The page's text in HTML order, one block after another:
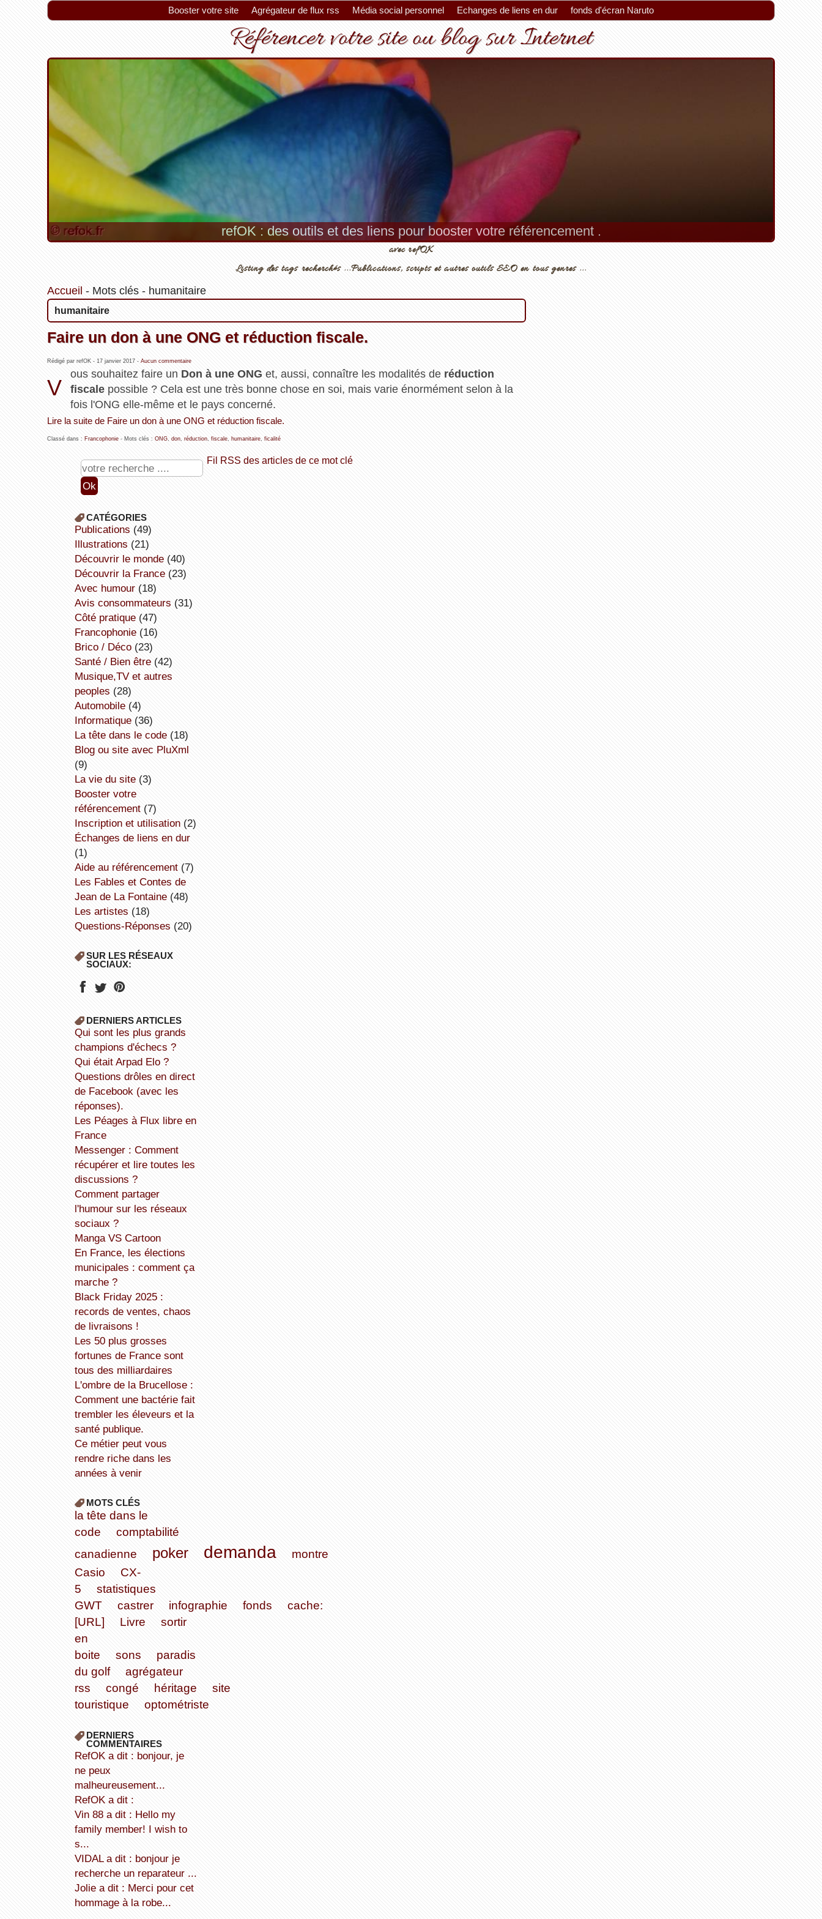
Booster votre site Agrégateur de flux rss Média social personnel Echanges de liens en dur fonds d'écran Naruto
Référencer votre site ou blog sur Internet
refOK : des outils et des liens pour booster votre référencement .
avec refOK
Listing des tags recherchés ...Publications, scripts et autres outils SEO en tous genres ...
Accueil - Mots clés- humanitaire
humanitaire
Faire un don à une ONG et réduction fiscale.
Rédigé par refOK - 17 janvier 2017- Aucun commentaire
V
ous souhaitez faire un Don à une ONG et, aussi, connaître les modalités de réduction
fiscale possible ? Cela est une très bonne chose en soi, mais varie énormément selon à la
fois l'ONG elle-même et le pays concerné.
Lire la suite de Faire un don à une ONG et réduction fiscale.
Classé dans : Francophonie- Mots clés : ONG, don, réduction, fiscale, humanitaire, ficalité
Fil RSS des articles de ce mot clé
CATÉGORIES
publications (49)
illustrations (21)
découvrir le monde(40)
découvrir la France(23)
avec humour(18)
avis consommateurs (31)
côté pratique(47)
Francophonie(16)
Brico / Déco(23)
Santé / Bien être(42)
Musique,TV et autres
peoples (28)
Automobile(4)
informatique(36)
la tête dans le code(18)
Blog ou site avec PluXml
(9)
la vie du site(3)
booster votre
référencement(7)
inscription et utilisation(2)
échanges de liens en dur
(1)
aide au référencement(7)
Les Fables et Contes de
Jean de La Fontaine(48)
Les artistes (18)
Questions-Réponses (20)
SUR LES RÉSEAUX
SOCIAUX:
DERNIERS ARTICLES
Qui sont les plus grands
champions d'échecs ?
Qui était Arpad Elo ?
Questions drôles en direct
de Facebook (avec les
réponses).
Les Péages à Flux libre en
France
Messenger : Comment
récupérer et lire toutes les
discussions ?
Comment partager
l'humour sur les réseaux
sociaux ?
Manga VS Cartoon
En France, les élections
municipales : comment ça
marche ?
Black Friday 2025 :
records de ventes, chaos
de livraisons !
Les 50 plus grosses
fortunes de France sont
tous des milliardaires
L'ombre de la Brucellose :
Comment une bactérie fait
trembler les éleveurs et la
santé publique.
Ce métier peut vous
rendre riche dans les
années à venir
MOTS CLÉS
la tête dans le
code
comptabilité
canadienne
poker demanda
montre
Casio
CX-
5
statistiques
GWT
castrer infographie fonds
cache:
[URL]
Livre
sortir
en
boite
sons
paradis
du golf
agrégateur
rss
congé héritage
site
touristique
optométriste
DERNIERS
COMMENTAIRES
refOK a dit : bonjour, je
ne peux
malheureusement...
refOK a dit :
Vin 88 a dit : Hello my
family member! I wish to
s...
VIDAL a dit : bonjour je
recherche un reparateur ...
Jolie a dit : Merci pour cet
hommage à la robe...